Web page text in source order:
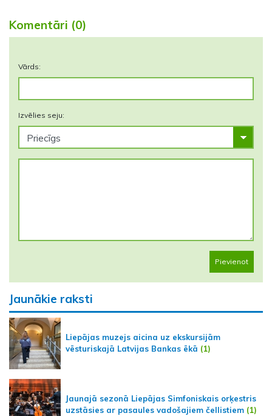
Komentāri (0)
Vārds:
Izvēlies seju:
Pievienot
Jaunākie raksti
Liepājas muzejs aicina uz ekskursijām
vēsturiskajā Latvijas Bankas ēkā (1)
Jaunajā sezonā Liepājas Simfoniskais orķestris
uzstāsies ar pasaules vadošajiem čellistiem (1)